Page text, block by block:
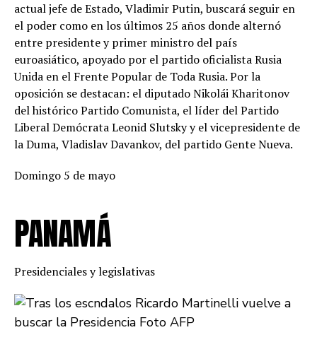
actual jefe de Estado, Vladimir Putin, buscará seguir en
el poder como en los últimos 25 años donde alternó
entre presidente y primer ministro del país
euroasiático, apoyado por el partido oficialista Rusia
Unida en el Frente Popular de Toda Rusia. Por la
oposición se destacan: el diputado Nikolái Kharitonov
del histórico Partido Comunista, el líder del Partido
Liberal Demócrata Leonid Slutsky y el vicepresidente de
la Duma, Vladislav Davankov, del partido Gente Nueva.
Domingo 5 de mayo
PANAMÁ
Presidenciales y legislativas